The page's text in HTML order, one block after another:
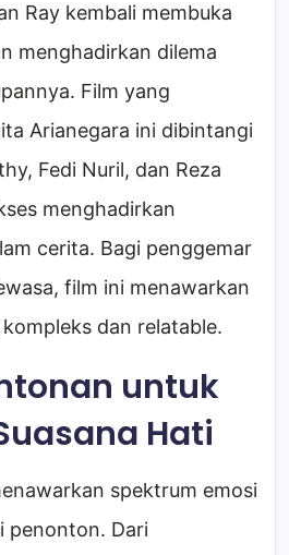
Ray kembali membuka
menghadirkan dilema
Film yang
Arianegara ini dibintangi
Fedi Nuril, dan Reza
menghadirkan
cerita. Bagi penggemar
film ini menawarkan
dan relatable.
untuk
Hati
spektrum emosi
penonton. Dari